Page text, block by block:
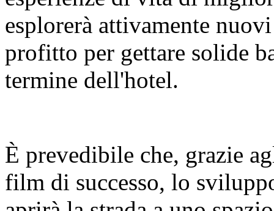
esplorerà attivamente
profitto per gettare solide
termine dell'hotel.
È prevedibile che, grazie
film di successo, lo